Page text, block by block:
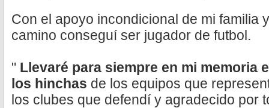
Con el apoyo incondicional de mi familia
camino conseguí ser jugador de futbol.
" Llevaré para siempre en mi memoria
los hinchas de los equipos que
los clubes que defendí y agradecido por